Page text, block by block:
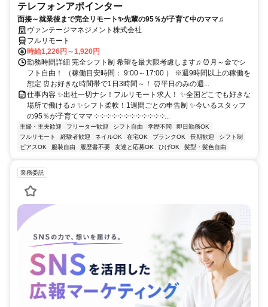
テレフォンアポインター
面接～就業後まで完全リモート✨先輩の95％が子育て中のママ♫
ヴァンテージマネジメント株式会社
フルリモート
時給1,226円～1,920円
勤務時間詳細 完全シフト制 希望を最大限考慮します♫ ⏰月～金でシ
フト自由！ （稼働目安時間： 9:00～17:00 ） ※週9時間以上の稼働を
想定 ⏰お好きな時間帯で1日3時間～！ ⏰平日のみの週...
仕事内容 ✨出社一切ナシ！フルリモート求人！ ✨全国どこでも好きな
場所で働ける♫ ✨シフト柔軟！1週間ごとの申告制 ✨今いるスタッフ
の95％が子育てママ ༶ ༶ ༶ ༶ ༶ ༶ ༶ ༶ ༶ ༶ ༶ ༶...
主婦・主夫歓迎 フリーター歓迎 シフト自由 学歴不問
即日勤務OK
フルリモート
経験者歓迎 ネイルOK 在宅OK ブランクOK 長期歓迎
シフト制
ピアスOK
服装自由 履歴書不要 友達と応募OK ひげOK 髪型・髪色自由
業務委託